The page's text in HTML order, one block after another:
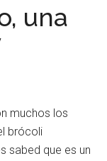
una
muchos los
brócoli
sabed que es un